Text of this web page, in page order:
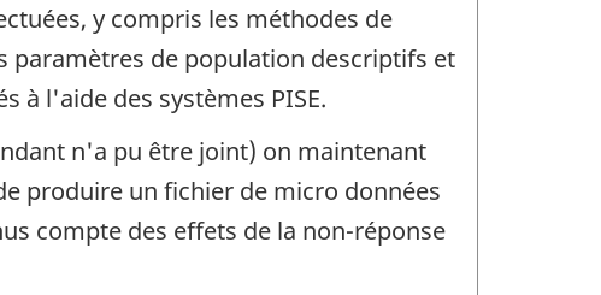
y compris les méthodes de
de population descriptifs et
à l'aide des systèmes PISE.
n'a pu être joint) on maintenant
produire un fichier de micro données
compte des effets de la non-réponse